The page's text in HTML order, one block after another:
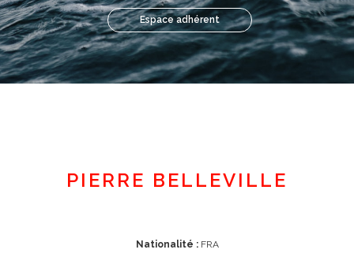
Espace adhérent
PIERRE BELLEVILLE
Nationalité :FRA